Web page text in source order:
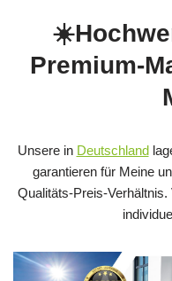
Premium-
Unsere in Deutschland
garantieren für Meine
Qualitäts-Preis-